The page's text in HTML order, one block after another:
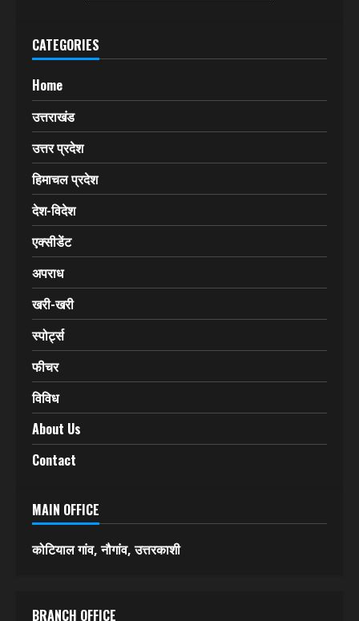
CATEGORIES
Home
उत्तराखंड
उत्तर प्रदेश
हिमाचल प्रदेश
देश-विदेश
एक्सीडेंट
अपराध
खरी-खरी
स्पोर्ट्स
फीचर
विविध
About Us
Contact
MAIN OFFICE
कोटियाल गांव, नौगांव, उत्तरकाशी
BRANCH OFFICE